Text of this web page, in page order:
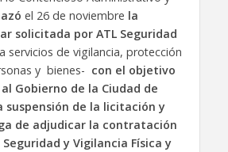
el 26 de noviembre la
solicitada por ATL Seguridad
servicios de vigilancia, protección
y bienes- con el objetivo
Gobierno de la Ciudad de
suspensión de la licitación y
de adjudicar la contratación
y Vigilancia Física y